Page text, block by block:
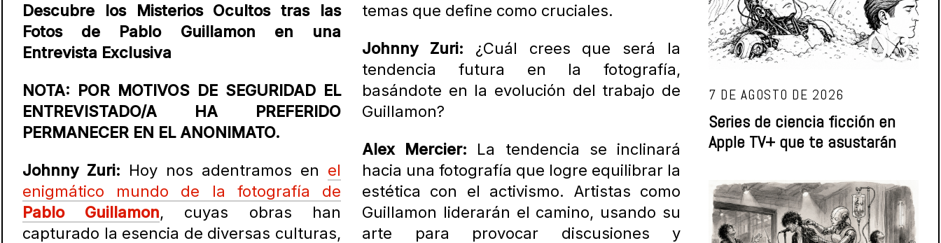
Descubre los Misterios Ocultos tras las
Fotos de Pablo Guillamon en una
Entrevista Exclusiva
NOTA: POR MOTIVOS DE SEGURIDAD EL
ENTREVISTADO/A HA PREFERIDO
PERMANECER EN EL ANONIMATO.
Johnny Zuri: Hoy nos adentramos en el
enigmático mundo de la fotografía de
Pablo Guillamon, cuyas obras han
capturado la esencia de diversas culturas,
temas que define como cruciales.
Johnny Zuri: ¿Cuál crees que será la
tendencia futura en la fotografía,
basándote en la evolución del trabajo de
Guillamon?
Alex Mercier: La tendencia se inclinará
hacia una fotografía que logre equilibrar la
estética con el activismo. Artistas como
Guillamon liderarán el camino, usando su
arte para provocar discusiones y
03
7 DE AGOSTO DE 2026
Series de ciencia ficción en
Apple TV+ que te asustarán